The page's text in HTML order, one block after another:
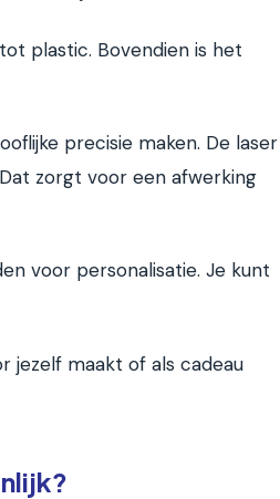
plastic. Bovendien is het
precisie maken. De laser
zorgt voor een afwerking
voor personalisatie. Je kunt
jezelf maakt of als cadeau